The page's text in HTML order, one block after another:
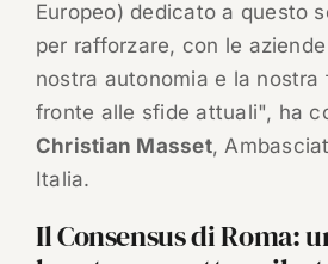
Europeo) dedicato a questo
per rafforzare, con le
nostra autonomia e la nostra
fronte alle sfide attuali", ha
Christian Masset,
Italia.
Il Consensus di Roma: